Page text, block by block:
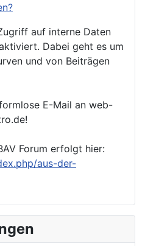
auf interne Daten
Dabei geht es um
und von Beiträgen
E-Mail an web-
Forum erfolgt hier:
aus-der-